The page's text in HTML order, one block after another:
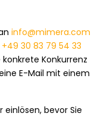
info@mimera.com
+49 30 83 79 54 33
Konkurrenz
E-Mail mit einem
bevor Sie